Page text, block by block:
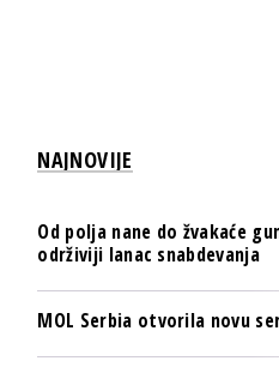
NAJNOVIJE
Od polja nane do žvakaće
održiviji lanac snabdevanja
MOL Serbia otvorila novu